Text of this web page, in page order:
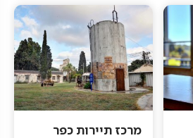
מרכז תיירות כפר